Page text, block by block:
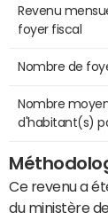
Revenu
foyer fiscal
Nombre de
Nombre
d'habitant(s)
Ce revenu a
du ministère